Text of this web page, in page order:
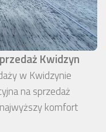
Kwidzyn
w Kwidzynie
na sprzedaż
komfort